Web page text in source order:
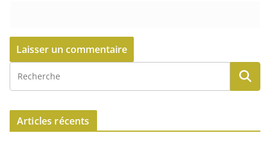
Articles récents